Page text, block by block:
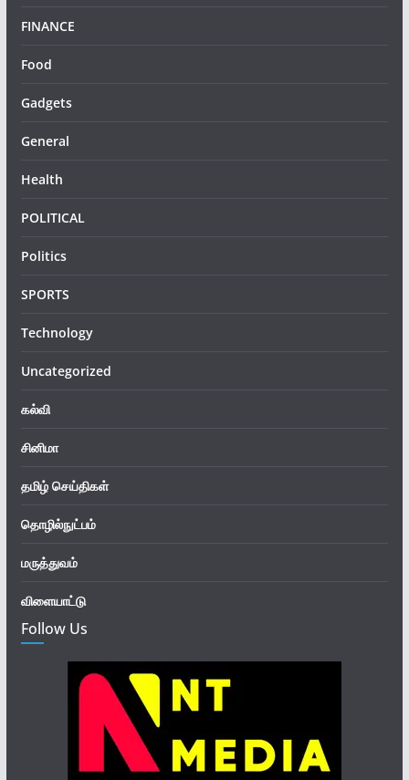
FINANCE
Food
Gadgets
General
Health
POLITICAL
Politics
SPORTS
Technology
Uncategorized
கல்வி
சினிமா
தமிழ் செய்திகள்
தொழில்நுட்பம்
மருத்துவம்
விளையாட்டு
Follow Us